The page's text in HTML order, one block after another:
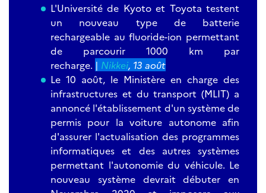
L'Université de Kyoto et Toyota testent
un nouveau type de batterie
rechargeable au fluoride-ion permettant
de parcourir 1000 km par
recharge. | Nikkei, 13 août
Le 10 août, le Ministère en charge des
infrastructures et du transport (MLIT) a
annoncé l'établissement d'un système de
permis pour la voiture autonome afin
d'assurer l'actualisation des programmes
informatiques et des autres systèmes
permettant l'autonomie du véhicule. Le
nouveau système devrait débuter en